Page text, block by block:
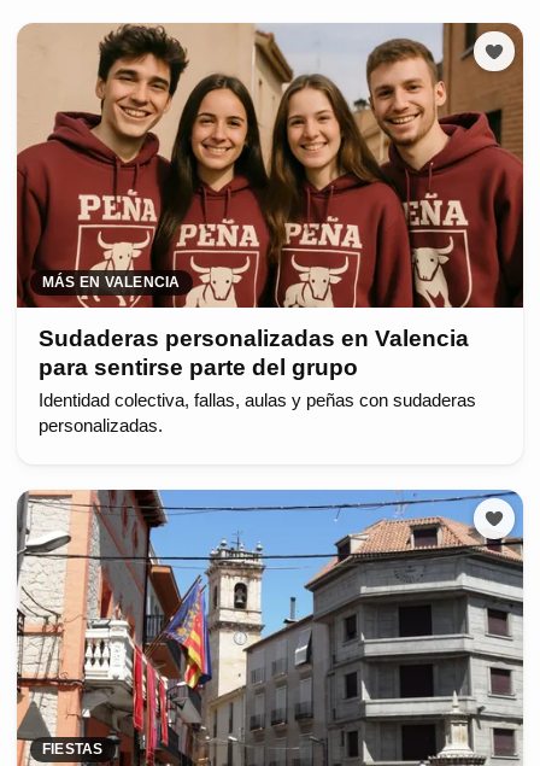
MÁS EN VALENCIA
Sudaderas personalizadas en Valencia
para sentirse parte del grupo
Identidad colectiva, fallas, aulas y peñas con sudaderas
personalizadas.
FIESTAS